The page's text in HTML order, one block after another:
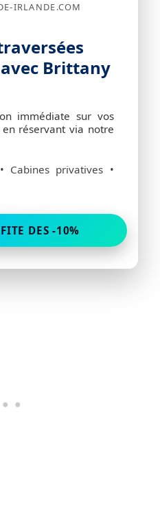
IRLANDE.COM
Brittany
immédiate sur vos
réservant via notre
Cabines privatives •
DES -10%